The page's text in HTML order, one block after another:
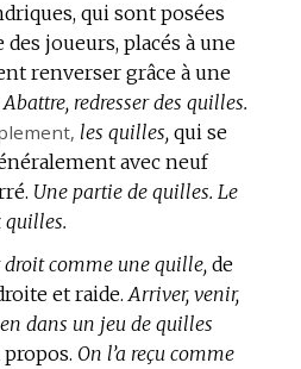
qui sont posées
joueurs, placés à une
renverser grâce à une
Abattre, redresser des quilles.
les quilles, qui se
avec neuf
Une partie de quilles. Le
quilles.
droit comme une quille, de
et raide. Arriver, venir,
dans un jeu de quilles
On l’a reçu comme